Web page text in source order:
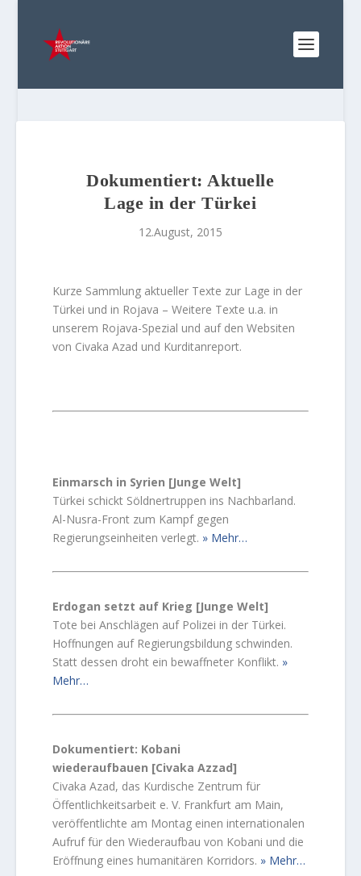
Dokumentiert: Aktuelle
Lage in der Türkei
12.August, 2015
Kurze Sammlung aktueller Texte zur Lage in der
Türkei und in Rojava – Weitere Texte u.a. in
unserem Rojava-Spezial und auf den Websiten
von Civaka Azad und Kurditanreport.
Einmarsch in Syrien [Junge Welt]
Türkei schickt Söldnertruppen ins Nachbarland.
Al-Nusra-Front zum Kampf gegen
Regierungseinheiten verlegt.
Mehr…
Erdogan setzt auf Krieg [Junge Welt]
Tote bei Anschlägen auf Polizei in der Türkei.
Hoffnungen auf Regierungsbildung schwinden.
Statt dessen droht ein bewaffneter Konflikt.
Mehr…
Dokumentiert: Kobani
wiederaufbauen [Civaka Azzad]
Civaka Azad, das Kurdische Zentrum für
Öffentlichkeitsarbeit e. V. Frankfurt am Main,
veröffentlichte am Montag einen internationalen
Aufruf für den Wiederaufbau von Kobani und die
Eröffnung eines humanitären Korridors.
Mehr…